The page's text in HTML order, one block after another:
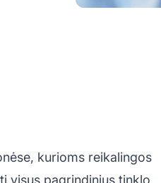
kurioms reikalingos
visus pagrindinius tinklo